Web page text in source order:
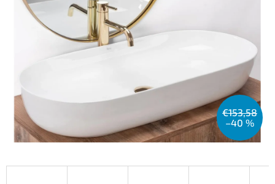
€153,58
–40 %